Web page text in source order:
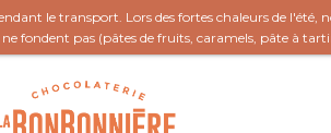
le transport. Lors des fortes chaleurs de l'été,
fondent pas (pâtes de fruits, caramels, pâte à